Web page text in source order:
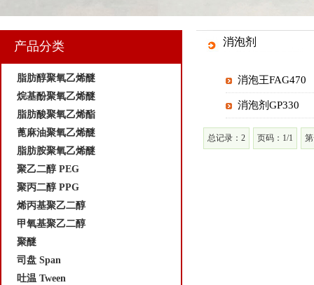
产品分类
脂肪醇聚氧乙烯醚
烷基酚聚氧乙烯醚
脂肪酸聚氧乙烯酯
蓖麻油聚氧乙烯醚
脂肪胺聚氧乙烯醚
聚乙二醇 PEG
聚丙二醇 PPG
烯丙基聚乙二醇
甲氧基聚乙二醇
聚醚
司盘 Span
吐温 Tween
消泡剂
消泡王FAG470
消泡剂GP330
总记录：2 页码：1/1